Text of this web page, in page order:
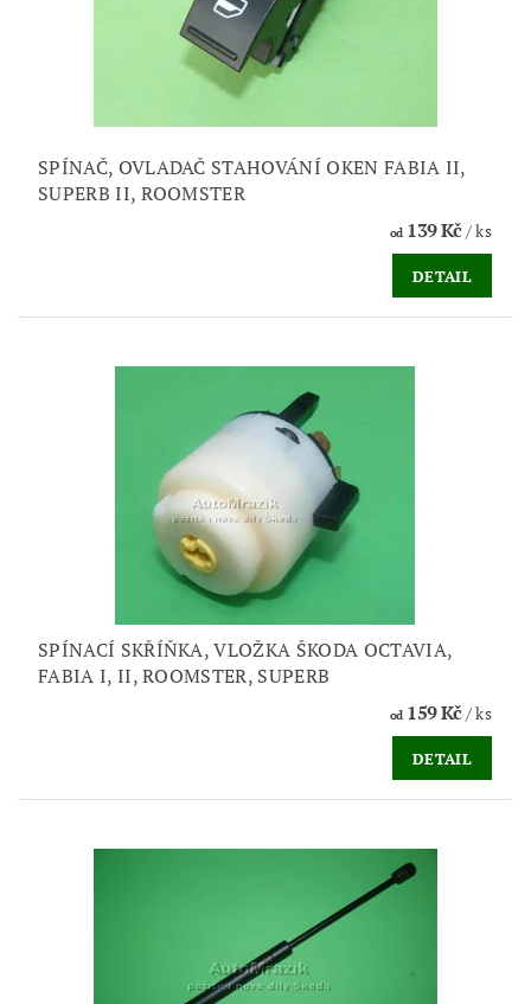
SPÍNAČ, OVLADAČ STAHOVÁNÍ OKEN FABIA II,
SUPERB II, ROOMSTER
od139 Kč/ ks
DETAIL
SPÍNACÍ SKŘÍŇKA, VLOŽKA ŠKODA OCTAVIA,
FABIA I, II, ROOMSTER, SUPERB
od159 Kč/ ks
DETAIL